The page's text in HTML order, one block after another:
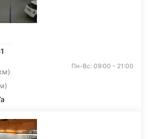
Пн-Вс: 09:00 - 21:00